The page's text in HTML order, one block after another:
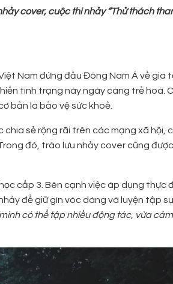
cover, cuộc thi nhảy “Thử thách
Nam đứng đầu Đông Nam Á về gia
tình trạng này ngày càng trẻ hoá.
bản là bảo vệ sức khoẻ.
sẻ rộng rãi trên các mạng xã hội,
đó, trào lưu nhảy cover cũng
cấp 3. Bên cạnh việc áp dụng thực
để giữ gìn vóc dáng và luyện tập
có thể tập nhiều động tác, vừa